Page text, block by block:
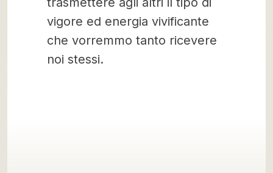
vigore ed energia vivificante
che vorremmo tanto ricevere
noi stessi.